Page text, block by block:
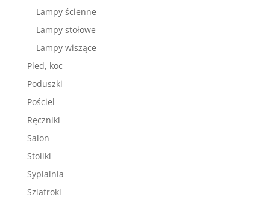
Lampy ścienne
Lampy stołowe
Lampy wiszące
Pled, koc
Poduszki
Pościel
Ręczniki
Salon
Stoliki
Sypialnia
Szlafroki